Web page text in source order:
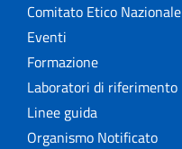
Comitato Etico Nazionale
Eventi
Formazione
Laboratori di riferimento
Linee guida
Organismo Notificato